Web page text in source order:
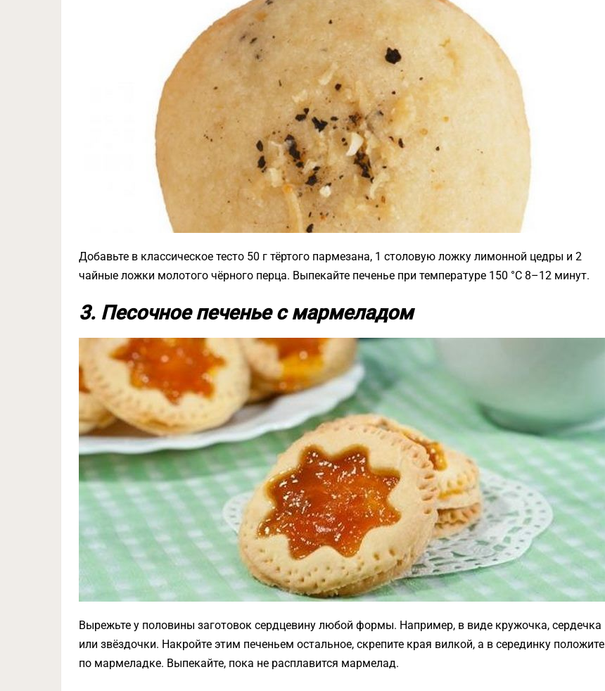
Добавьте в классическое тесто 50 г тёртого пармезана, 1 столовую ложку лимонной цедры и 2
чайные ложки молотого чёрного перца. Выпекайте печенье при температуре 150 °C 8–12 минут.
3. Песочное печенье с мармеладом
Вырежьте у половины заготовок сердцевину любой формы. Например, в виде кружочка, сердечка
или звёздочки. Накройте этим печеньем остальное, скрепите края вилкой, а в серединку положите
по мармеладке. Выпекайте, пока не расплавится мармелад.